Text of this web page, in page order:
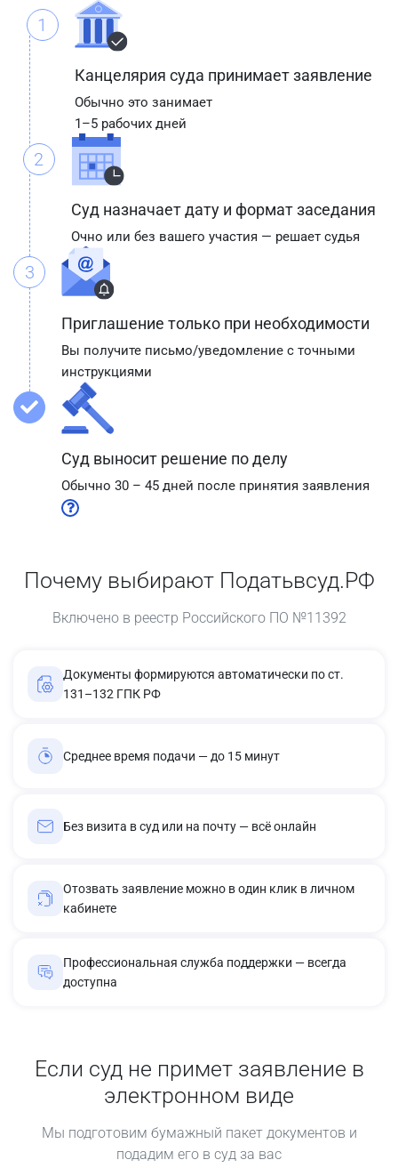
1
Канцелярия суда принимает заявление
Обычно это занимает
1–5 рабочих дней
2
Суд назначает дату и формат заседания
Очно или без вашего участия — решает судья
3
Приглашение только при необходимости
Вы получите письмо/уведомление с точными
инструкциями
Суд выносит решение по делу
Обычно 30 – 45 дней после принятия заявления
Почему выбирают Податьвсуд.РФ
Включено в реестр Российского ПО №11392
Документы формируются автоматически по ст.
131–132 ГПК РФ
Среднее время подачи — до 15 минут
Без визита в суд или на почту — всё онлайн
Отозвать заявление можно в один клик в личном
кабинете
Профессиональная служба поддержки — всегда
доступна
Если суд не примет заявление в
электронном виде
Мы подготовим бумажный пакет документов и
подадим его в суд за вас